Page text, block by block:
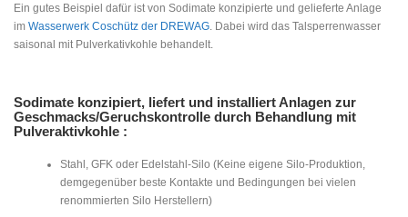
Ein gutes Beispiel dafür ist von Sodimate konzipierte und gelieferte Anlage
im Wasserwerk Coschütz der DREWAG . Dabei wird das Talsperrenwasser
saisonal mit Pulverkativkohle behandelt.
Sodimate konzipiert, liefert und installiert Anlagen zur
Geschmacks/Geruchskontrolle durch Behandlung mit
Pulveraktivkohle :
Stahl, GFK oder Edelstahl-Silo (Keine eigene Silo-Produktion,
demgegenüber beste Kontakte und Bedingungen bei vielen
renommierten Silo Herstellern)